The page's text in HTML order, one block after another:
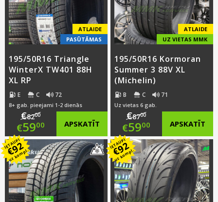
€58.00.
ATLAIDE
PASŪTĀMAS
195/50R16 Triangle
WinterX TW401 88H
XL RP
E C 72
8+ gab. pieejami 1-2 dienās
€8200
Original
price
was:
€82.00.
€5900
Current
price
is:
APSKATĪT
ATLAIDE
UZ VIETAS MMK
195/50R16 Kormoran
Summer 3 88V XL
(Michelin)
B C 71
Uz vietas 6 gab.
€8700
Original
price
was:
€87.00.
€5900
Current
price
is:
APSKATĪT
IETAUPI
€92
uz kompl.
IETAUPI
€92
uz kompl.